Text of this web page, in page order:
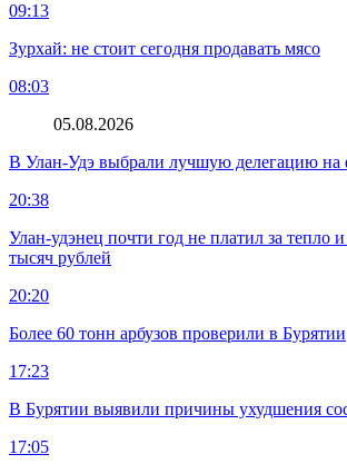
09:13
Зурхай: не стоит сегодня продавать мясо
08:03
05.08.2026
В Улан-Удэ выбрали лучшую делегацию на
20:38
Улан-удэнец почти год не платил за тепло
тысяч рублей
20:20
Более 60 тонн арбузов проверили в Бурятии
17:23
В Бурятии выявили причины ухудшения
17:05